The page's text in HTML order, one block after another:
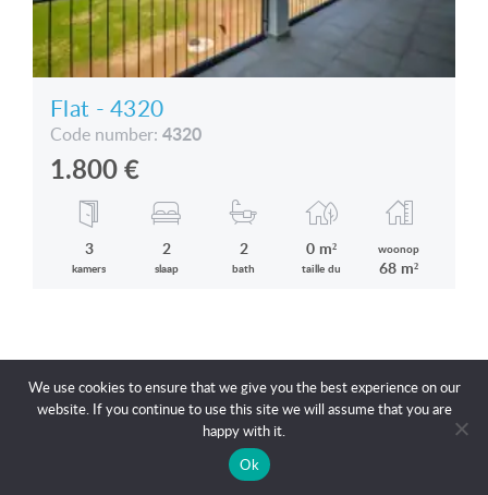
Flat - 4320
Code number: 4320
1.800€
3
kamers
2
slaap
2
bath
0 m²
taille du
woonop
68 m²
2026 Copyright Capital99.eu 2PIXELS BÁBELHAL
We use cookies to ensure that we give you the best experience on our
website. If you continue to use this site we will assume that you are
happy with it.
Ok
We updated our privacy policy. Our site uses
cookies.Details... OK